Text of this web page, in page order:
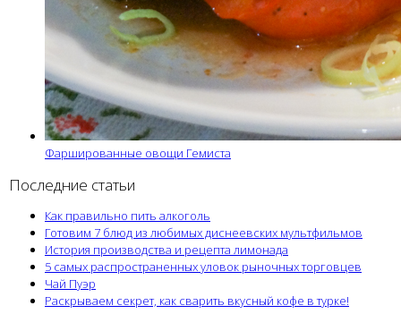
Фаршированные овощи Гемиста
Последние статьи
Как правильно пить алкоголь
Готовим 7 блюд из любимых диснеевских мультфильмов
История производства и рецепта лимонада
5 самых распространенных уловок рыночных торговцев
Чай Пуэр
Раскрываем секрет, как сварить вкусный кофе в турке!